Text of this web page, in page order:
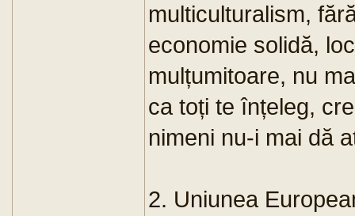
multiculturalism,
economie solidă,
mulțumitoare, nu
ca toți te înțeleg,
nimeni nu-i mai dă
2. Uniunea